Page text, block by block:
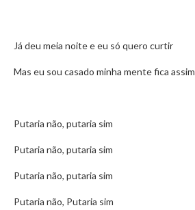
Já deu meia noite e eu só quero curtir
Mas eu sou casado minha mente fica assim
Putaria não, putaria sim
Putaria não, putaria sim
Putaria não, putaria sim
Putaria não, Putaria sim